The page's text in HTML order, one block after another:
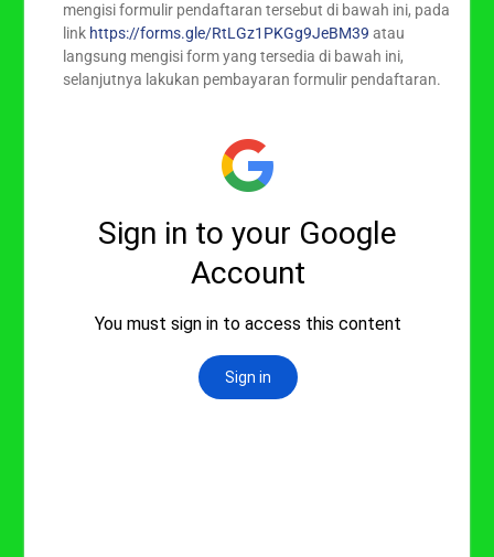
mengisi formulir pendaftaran tersebut di bawah ini, pada
link https://forms.gle/RtLGz1PKGg9JeBM39 atau
langsung mengisi form yang tersedia di bawah ini,
selanjutnya lakukan pembayaran formulir pendaftaran.